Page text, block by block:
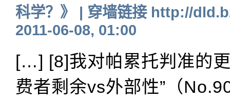
科学？》 | 穿墙链接 http://
2011-06-08, 01:00
[…] [8]我对帕累托判准的
费者剩余vs外部性”（